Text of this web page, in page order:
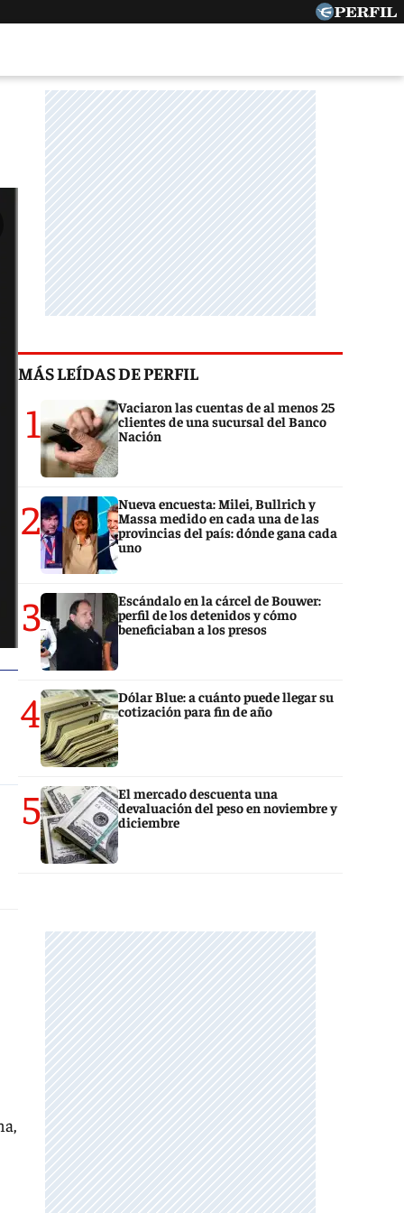
MÁS LEÍDAS DE PERFIL
1
Vaciaron las cuentas de al menos 25
clientes de una sucursal del Banco
Nación
2
Nueva encuesta: Milei, Bullrich y
Massa medido en cada una de las
provincias del país: dónde gana cada
uno
3
Escándalo en la cárcel de Bouwer:
perfil de los detenidos y cómo
beneficiaban a los presos
4
Dólar Blue: a cuánto puede llegar su
cotización para fin de año
5
El mercado descuenta una
devaluación del peso en noviembre y
diciembre